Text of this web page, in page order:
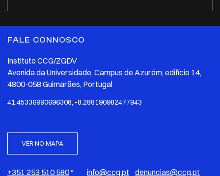
FALE CONNOSCO
Instituto CCG/ZGDV
Avenida da Universidade, Campus de Azurém, edifício 14,
4800-058 Guimarães, Portugal
41.45336990696308, -8.288190982477943
VER NO MAPA
+351 253 510 580* info@ccg.pt denuncias@ccg.pt